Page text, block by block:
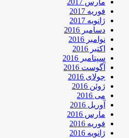
مارس 2017
فوریه 2017
ژانویه 2017
دسامبر 2016
نوامبر 2016
اکتبر 2016
سپتامبر 2016
آگوست 2016
جولای 2016
ژوئن 2016
می 2016
آوریل 2016
مارس 2016
فوریه 2016
ژانویه 2016